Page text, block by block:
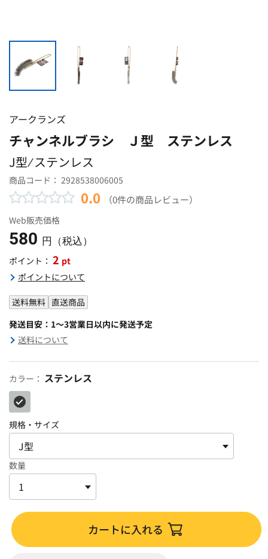
アークランズ
チャンネルブラシ Ｊ型 ステンレス
J型 ⁄ ステンレス
商品コード： 2928538006005
0.0 （0件の商品レビュー）
Web販売価格
580 円（税込）
ポイント： 2 pt
ポイントについて
送料無料 直送商品
発送目安：1～3営業日以内に発送予定
送料について
カラー： ステンレス
規格・サイズ
数量
カートに入れる